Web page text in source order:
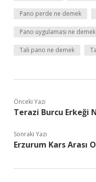
Pano perde ne demek
Pano uygulaması ne demek
Tali pano ne demek
Önceki Yazı
Terazi Burcu Erkeği
Sonraki Yazı
Erzurum Kars Arası